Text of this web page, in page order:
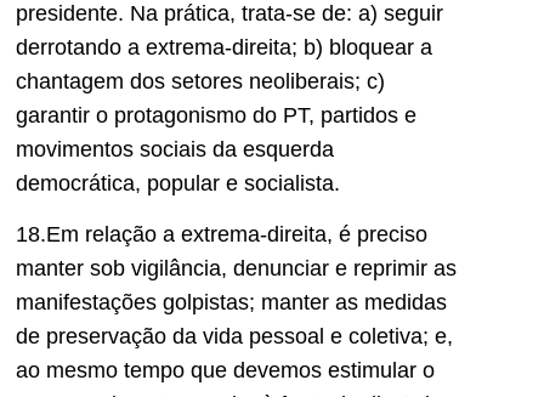
presidente. Na prática, trata-se de: a) seguir
derrotando a extrema-direita; b) bloquear a
chantagem dos setores neoliberais; c)
garantir o protagonismo do PT, partidos e
movimentos sociais da esquerda
democrática, popular e socialista.
18.Em relação a extrema-direita, é preciso
manter sob vigilância, denunciar e reprimir as
manifestações golpistas; manter as medidas
de preservação da vida pessoal e coletiva; e,
ao mesmo tempo que devemos estimular o